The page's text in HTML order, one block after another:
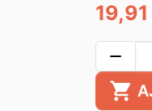
remove
shopping_cart